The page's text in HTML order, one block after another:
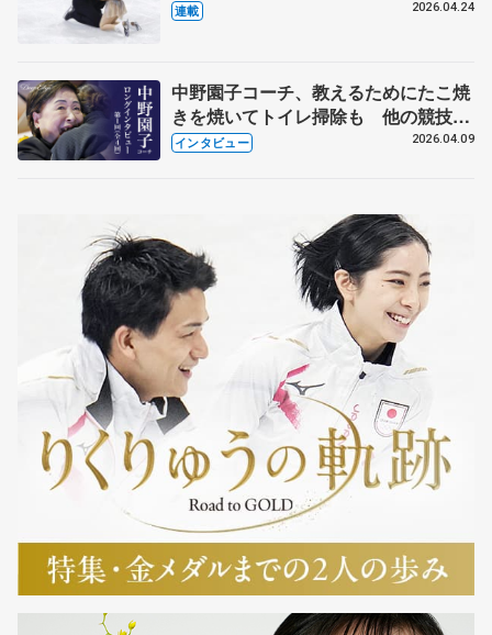
【引退発表後②】
連載 2026.04.24
中野園子コーチ、教えるためにたこ焼
きを焼いてトイレ掃除も 他の競技に
も通用するという坂本花織の筋肉
インタビュー 2026.04.09